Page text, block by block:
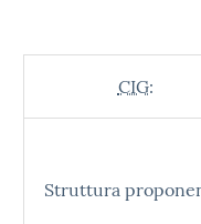
CIG:
Struttura